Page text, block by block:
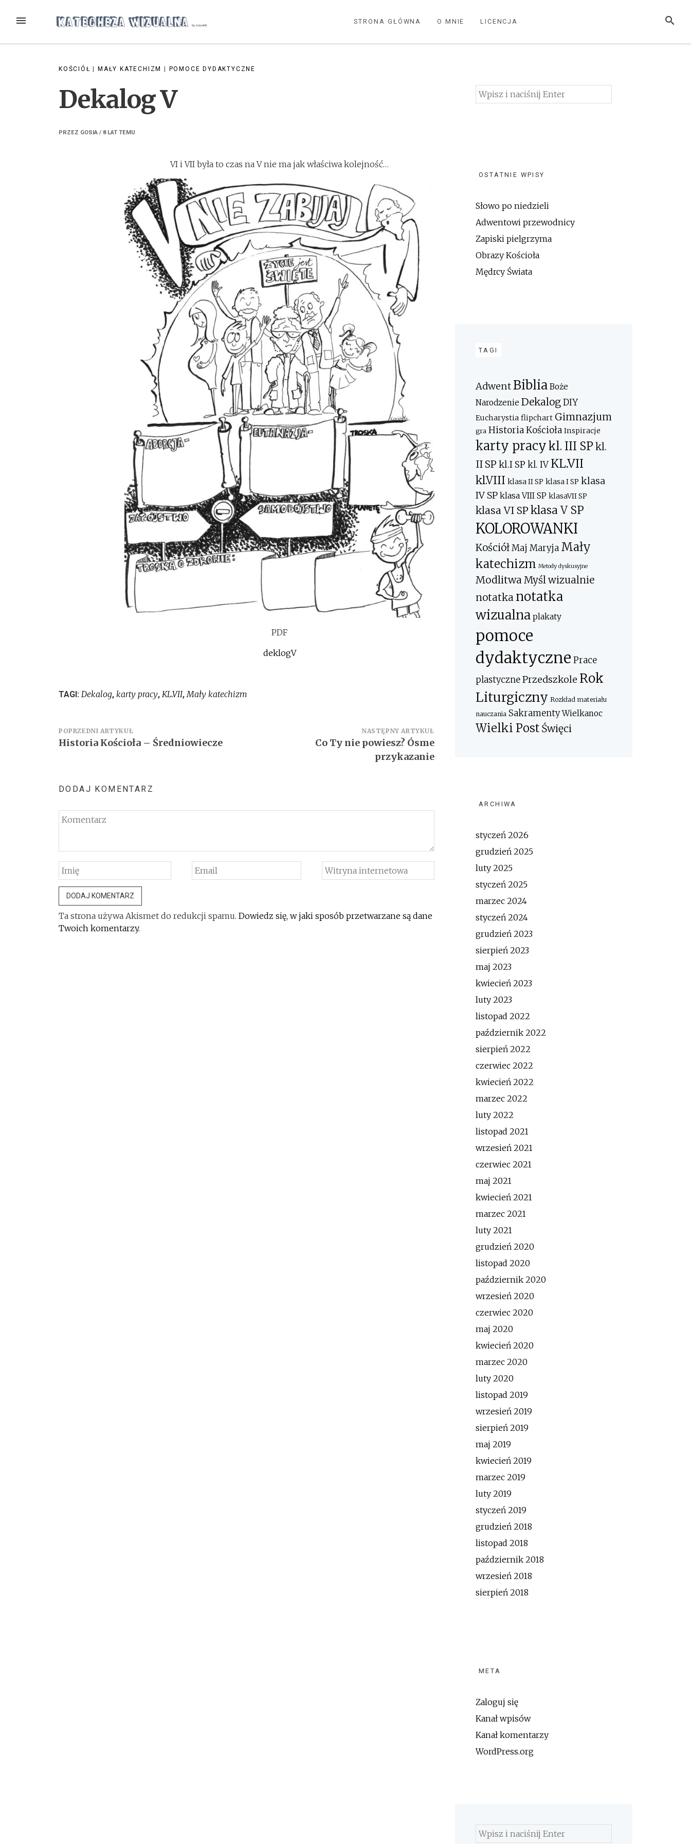
MENU SZUKAJ
STRONA GŁÓWNA O MNIE LICENCJA
KOŚCIÓŁ MAŁY KATECHIZM POMOCE DYDAKTYCZNE
Dekalog V
PRZEZ GOSIA / 8 LAT TEMU
VI i VII była to czas na V nie ma jak właściwa kolejność…
PDF
deklogV
TAGI: Dekalog, karty pracy, KL.VII,Mały katechizm
Nawigacja
POPRZEDNI ARTYKUŁ
Historia Kościoła – Średniowiecze
NASTĘPNY ARTYKUŁ
Co Ty nie powiesz? Ósme
przykazanie
DODAJ KOMENTARZ
Ta strona używa Akismet do redukcji spamu. Dowiedz się, w jaki sposób przetwarzane są dane
Twoich komentarzy.
Szukaj:
OSTATNIE WPISY
Słowo po niedzieli
Adwentowi przewodnicy
Zapiski pielgrzyma
Obrazy Kościoła
Mędrcy Świata
TAGI
Adwent Biblia Boże
Narodzenie Dekalog DIY
Eucharystia flipchart Gimnazjum
gra Historia Kościoła Inspiracje
karty pracy kl. III SP kl.
II SP kl.I SP kl. IV KL.VII
kl.VIII klasa II SP klasa I SP klasa
IV SP klasa VIII SP klasaVII SP
klasa VI SP klasa V SP
KOLOROWANKI
Kościół Maj Maryja Mały
katechizm Metody dyskusyjne
ModlitwaMyśl wizualnie
notatka notatka
wizualna plakaty
pomoce
dydaktyczne Prace
plastyczne Przedszkole Rok
Liturgiczny Rozkład materiału
nauczania Sakramenty Wielkanoc
Wielki Post Święci
ARCHIWA
styczeń 2026
grudzień 2025
luty 2025
styczeń 2025
marzec 2024
styczeń 2024
grudzień 2023
sierpień 2023
maj 2023
kwiecień 2023
luty 2023
listopad 2022
październik 2022
sierpień 2022
czerwiec 2022
kwiecień 2022
marzec 2022
luty 2022
listopad 2021
wrzesień 2021
czerwiec 2021
maj 2021
kwiecień 2021
marzec 2021
luty 2021
grudzień 2020
listopad 2020
październik 2020
wrzesień 2020
czerwiec 2020
maj 2020
kwiecień 2020
marzec 2020
luty 2020
listopad 2019
wrzesień 2019
sierpień 2019
maj 2019
kwiecień 2019
marzec 2019
luty 2019
styczeń 2019
grudzień 2018
listopad 2018
październik 2018
wrzesień 2018
sierpień 2018
META
Zaloguj się
Kanał wpisów
Kanał komentarzy
WordPress.org
Szukaj: